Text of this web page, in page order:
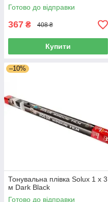
Готово до відправки
367 ₴ 408 ₴
Купити
–10%
Тонувальна плівка Solux 1 х 3
м Dark Black
Готово до відправки